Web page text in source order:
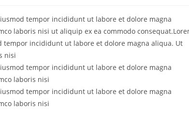
tempor incididunt ut labore et dolore magna
laboris nisi ut aliquip ex ea commodo
incididunt ut labore et dolore magna aliqua. Ut
nisi
tempor incididunt ut labore et dolore magna
laboris nisi
tempor incididunt ut labore et dolore magna
laboris nisi